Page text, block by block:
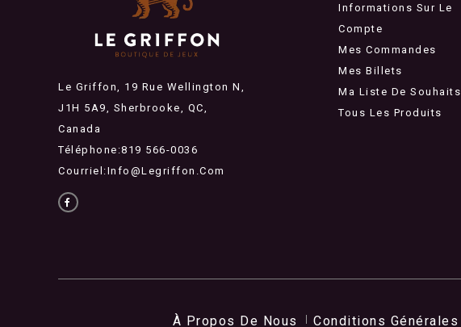
Le Griffon, 19 Rue Wellington N,
J1H 5A9, Sherbrooke, QC,
Canada
Téléphone:819 566-0036
Courriel:Info@legriffon.com
Informations Sur Le
Compte
Mes Commandes
Mes Billets
Ma Liste De Souhaits
Tous Les Produits
À Propos De Nous Conditions Générales